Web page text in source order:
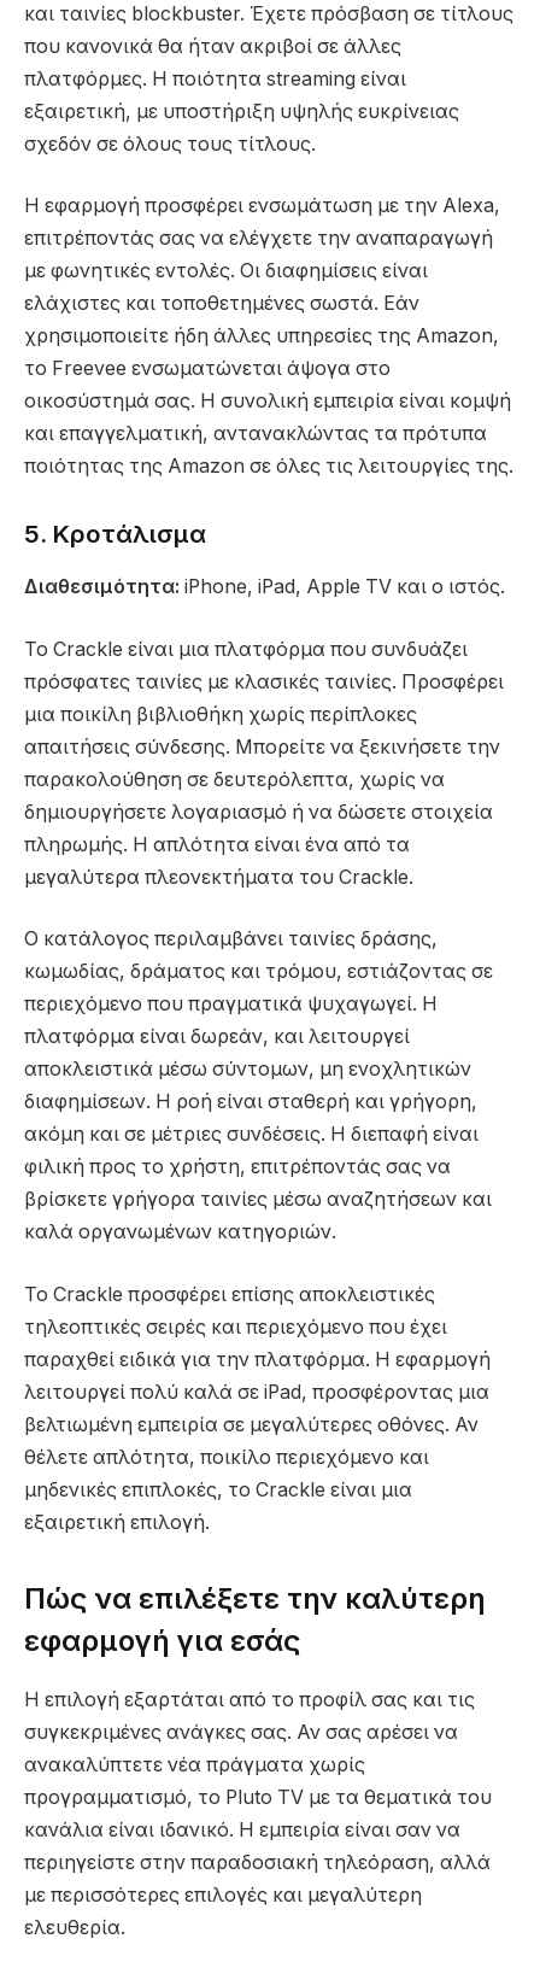
και ταινίες blockbuster. Έχετε πρόσβαση σε τίτλους
που κανονικά θα ήταν ακριβοί σε άλλες
πλατφόρμες. Η ποιότητα streaming είναι
εξαιρετική, με υποστήριξη υψηλής ευκρίνειας
σχεδόν σε όλους τους τίτλους.
Η εφαρμογή προσφέρει ενσωμάτωση με την Alexa,
επιτρέποντάς σας να ελέγχετε την αναπαραγωγή
με φωνητικές εντολές. Οι διαφημίσεις είναι
ελάχιστες και τοποθετημένες σωστά. Εάν
χρησιμοποιείτε ήδη άλλες υπηρεσίες της Amazon,
το Freevee ενσωματώνεται άψογα στο
οικοσύστημά σας. Η συνολική εμπειρία είναι κομψή
και επαγγελματική, αντανακλώντας τα πρότυπα
ποιότητας της Amazon σε όλες τις λειτουργίες της.
5. Κροτάλισμα
Διαθεσιμότητα: iPhone, iPad, Apple TV και ο ιστός.
Το Crackle είναι μια πλατφόρμα που συνδυάζει
πρόσφατες ταινίες με κλασικές ταινίες. Προσφέρει
μια ποικίλη βιβλιοθήκη χωρίς περίπλοκες
απαιτήσεις σύνδεσης. Μπορείτε να ξεκινήσετε την
παρακολούθηση σε δευτερόλεπτα, χωρίς να
δημιουργήσετε λογαριασμό ή να δώσετε στοιχεία
πληρωμής. Η απλότητα είναι ένα από τα
μεγαλύτερα πλεονεκτήματα του Crackle.
Ο κατάλογος περιλαμβάνει ταινίες δράσης,
κωμωδίας, δράματος και τρόμου, εστιάζοντας σε
περιεχόμενο που πραγματικά ψυχαγωγεί. Η
πλατφόρμα είναι δωρεάν, και λειτουργεί
αποκλειστικά μέσω σύντομων, μη ενοχλητικών
διαφημίσεων. Η ροή είναι σταθερή και γρήγορη,
ακόμη και σε μέτριες συνδέσεις. Η διεπαφή είναι
φιλική προς το χρήστη, επιτρέποντάς σας να
βρίσκετε γρήγορα ταινίες μέσω αναζητήσεων και
καλά οργανωμένων κατηγοριών.
Το Crackle προσφέρει επίσης αποκλειστικές
τηλεοπτικές σειρές και περιεχόμενο που έχει
παραχθεί ειδικά για την πλατφόρμα. Η εφαρμογή
λειτουργεί πολύ καλά σε iPad, προσφέροντας μια
βελτιωμένη εμπειρία σε μεγαλύτερες οθόνες. Αν
θέλετε απλότητα, ποικίλο περιεχόμενο και
μηδενικές επιπλοκές, το Crackle είναι μια
εξαιρετική επιλογή.
Πώς να επιλέξετε την καλύτερη
εφαρμογή για εσάς
Η επιλογή εξαρτάται από το προφίλ σας και τις
συγκεκριμένες ανάγκες σας. Αν σας αρέσει να
ανακαλύπτετε νέα πράγματα χωρίς
προγραμματισμό, το Pluto TV με τα θεματικά του
κανάλια είναι ιδανικό. Η εμπειρία είναι σαν να
περιηγείστε στην παραδοσιακή τηλεόραση, αλλά
με περισσότερες επιλογές και μεγαλύτερη
ελευθερία.